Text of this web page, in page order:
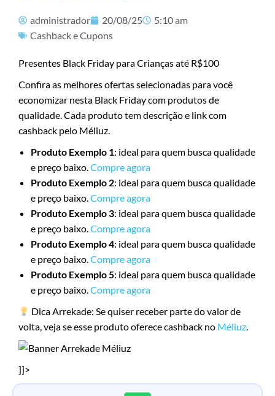
administrador 20/08/25
5:10 am
Cashback e Cupons
Presentes Black Friday para Crianças até R$100
Confira as melhores ofertas selecionadas para você
economizar nesta Black Friday com produtos de
qualidade. Cada produto tem descrição e link com
cashback pelo Méliuz.
Produto Exemplo 1: ideal para quem busca qualidade
e preço baixo.Compre agora
Produto Exemplo 2: ideal para quem busca qualidade
e preço baixo.Compre agora
Produto Exemplo 3: ideal para quem busca qualidade
e preço baixo.Compre agora
Produto Exemplo 4: ideal para quem busca qualidade
e preço baixo.Compre agora
Produto Exemplo 5: ideal para quem busca qualidade
e preço baixo.Compre agora
Dica Arrekade: Se quiser receber parte do valor de
volta, veja se esse produto oferece cashback no Méliuz.
]]>